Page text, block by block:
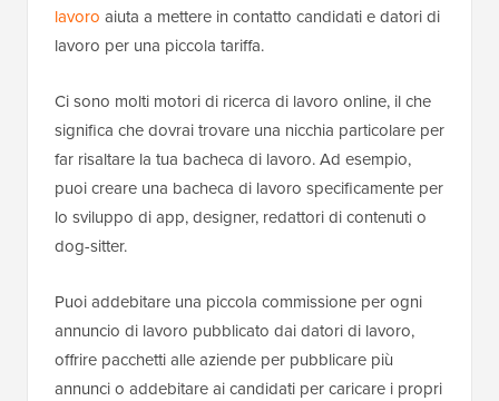
lavoro aiuta a mettere in contatto candidati e datori di
lavoro per una piccola tariffa.
Ci sono molti motori di ricerca di lavoro online, il che
significa che dovrai trovare una nicchia particolare per
far risaltare la tua bacheca di lavoro. Ad esempio,
puoi creare una bacheca di lavoro specificamente per
lo sviluppo di app, designer, redattori di contenuti o
dog-sitter.
Puoi addebitare una piccola commissione per ogni
annuncio di lavoro pubblicato dai datori di lavoro,
offrire pacchetti alle aziende per pubblicare più
annunci o addebitare ai candidati per caricare i propri